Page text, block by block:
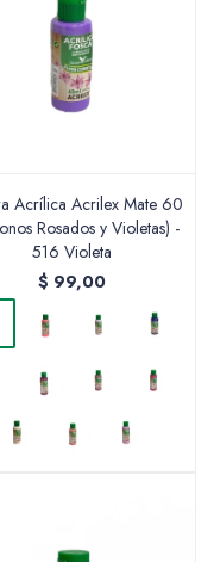
Acrílica Acrilex Mate 60
Rosados y Violetas) -
516 Violeta
$ 99,00